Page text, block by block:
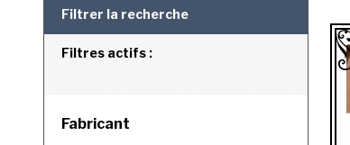
Filtrer la recherche
Filtres actifs :
Fabricant